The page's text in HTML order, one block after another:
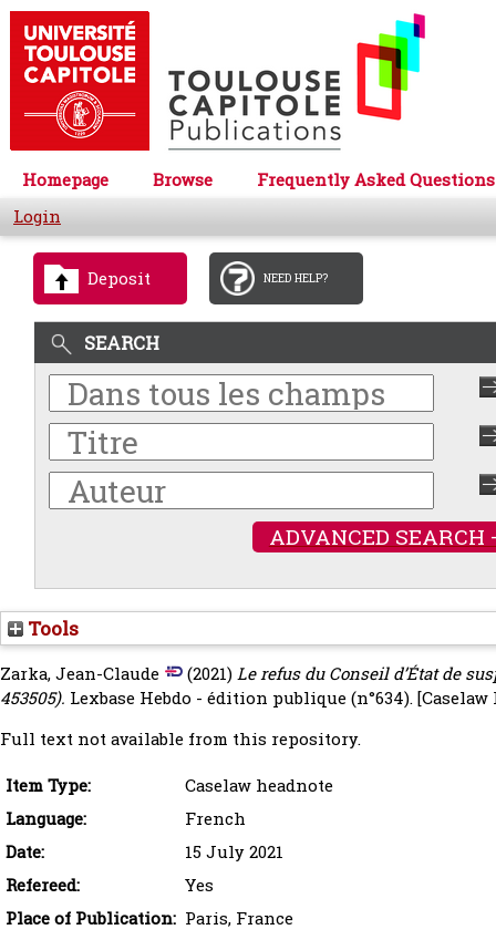
Homepage Browse
Frequently Asked Questions
Login
Deposit NEED HELP?
SEARCH
ADVANCED SEARCH
Tools
Zarka, Jean-Claude (2021)Le refus du Conseil d’État de
453505). Lexbase Hebdo - édition publique (n°634).[Caselaw
Full text not available from this repository.
Item Type:
Caselaw headnote
Language:
French
Date:
15 July 2021
Refereed:
Yes
Place of Publication: Paris, France